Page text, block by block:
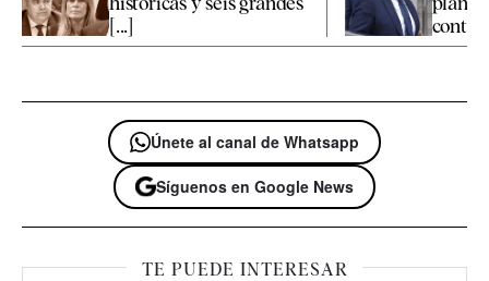
[...]
contra
Únete al canal de Whatsapp
Síguenos en Google News
TE PUEDE INTERESAR